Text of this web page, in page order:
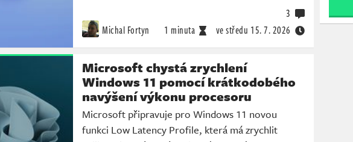
Michal Fortyn 1 minuta ve středu 15. 7. 2026
3
Microsoft chystá zrychlení
Windows 11 pomocí krátkodobého
navýšení výkonu procesoru
Microsoft připravuje pro Windows 11 novou
funkci Low Latency Profile, která má zrychlit